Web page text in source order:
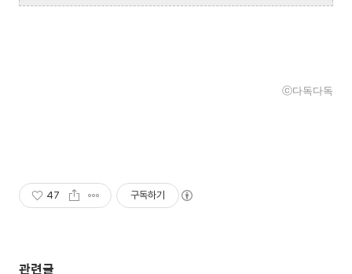
ⓒ다독다독
47 구독하기
관련글